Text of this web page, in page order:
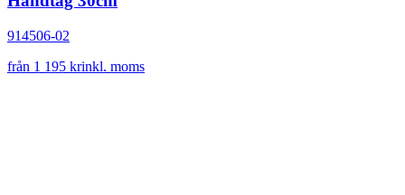
914506-02
från 1 195 krinkl. moms